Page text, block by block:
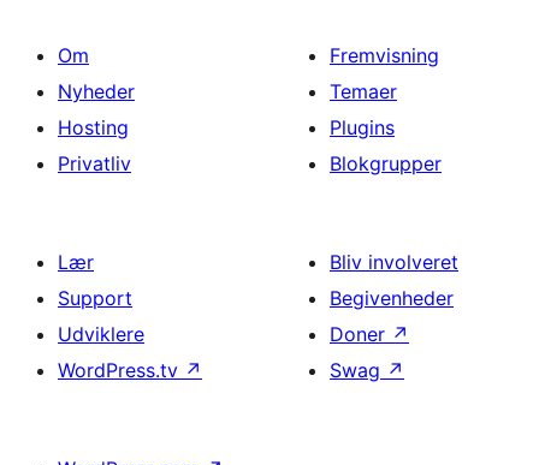
Om
Nyheder
Hosting
Privatliv
Fremvisning
Temaer
Plugins
Blokgrupper
Lær
Support
Udviklere
WordPress.tv ↗
Bliv involveret
Begivenheder
Doner ↗
Swag ↗